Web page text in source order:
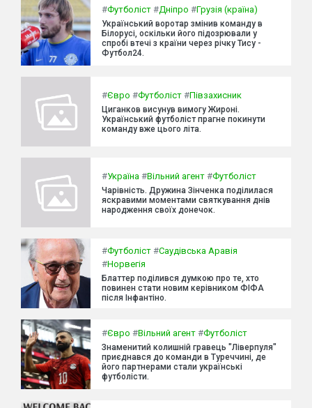
#Футболіст #Дніпро #Грузія (країна)
Український воротар змінив команду в
Білорусі, оскільки його підозрювали у
спробі втечі з країни через річку Тису -
Футбол24.
#Євро #Футболіст #Півзахисник
Циганков висунув вимогу Жироні.
Український футболіст прагне покинути
команду вже цього літа.
#Україна #Вільний агент #Футболіст
Чарівність. Дружина Зінченка поділилася
яскравими моментами святкування днів
народження своїх донечок.
#Футболіст #Саудівська Аравія
#Норвегія
Блаттер поділився думкою про те, хто
повинен стати новим керівником ФІФА
після Інфантіно.
#Євро #Вільний агент #Футболіст
Знаменитий колишній гравець "Ліверпуля"
приєднався до команди в Туреччині, де
його партнерами стали українські
футболісти.